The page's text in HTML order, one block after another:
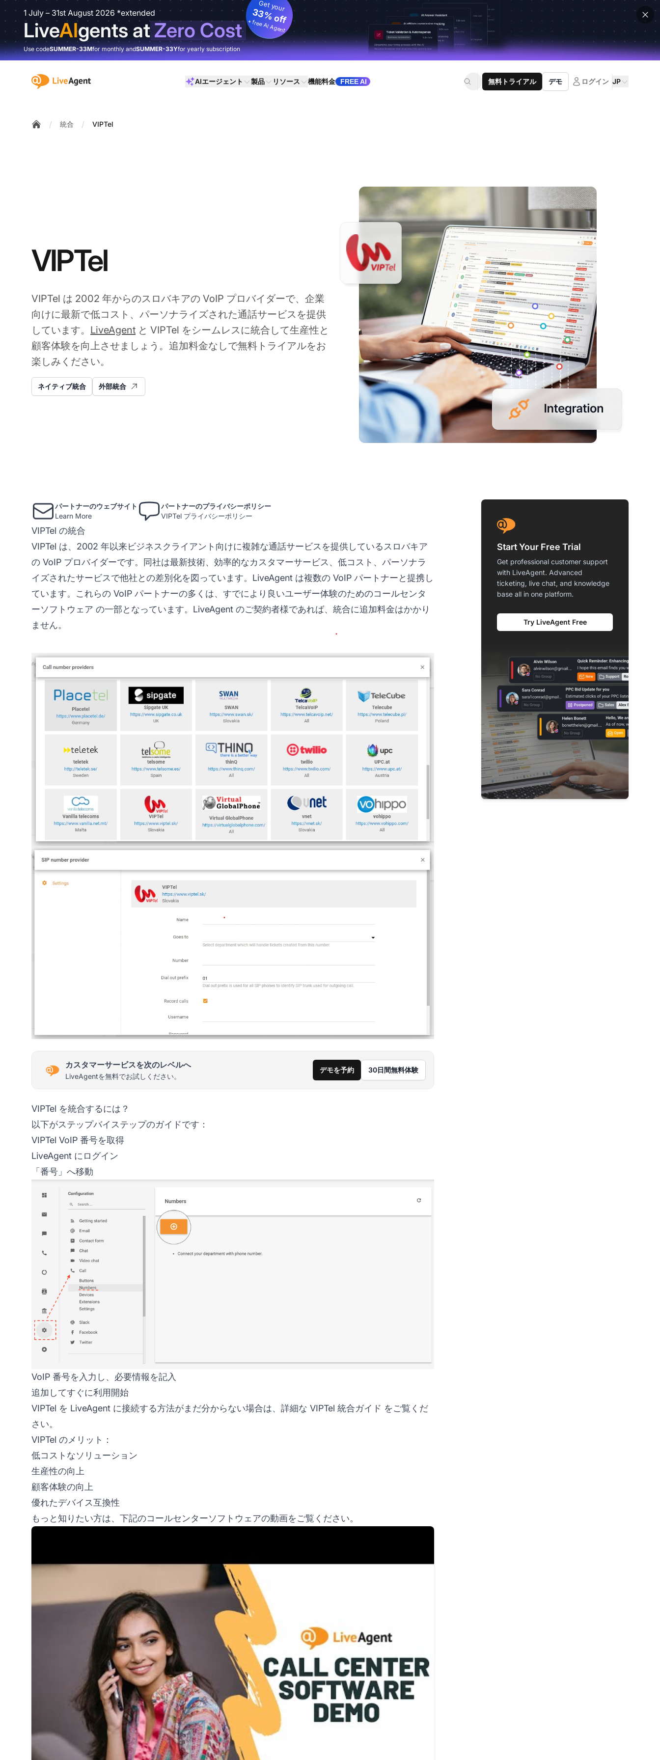
1 July – 31st August 2026 *extended
LiveAIgents atZero Cost
Get your
33% off
+ free AI Agent
Use codeSUMMER-33Mfor monthly andSUMMER-33Yfor yearly subscription
:site.title AIエージェント 製品 リソース 機能料金 FREE AI 無料トライアル デモ ログイン JP
/ 統合 / VIPTel
VIPTel
VIPTel は 2002 年からのスロバキアの VoIP プロバイダーで、企業
向けに最新で低コスト、パーソナライズされた通話サービスを提供
しています。 LiveAgent と VIPTel をシームレスに統合して生産性と
顧客体験を向上させましょう。追加料金なしで無料トライアルをお
楽しみください。
ネイティブ統合 外部統合
パートナーのウェブサイト
Learn More
パートナーのプライバシーポリシー
VIPTel プライバシーポリシー
VIPTel の統合
VIPTel は、2002 年以来ビジネスクライアント向けに複雑な通話サービスを提供しているスロバキア
の VoIP プロバイダーです。同社は最新技術、効率的なカスタマーサービス、低コスト、パーソナラ
イズされたサービスで他社との差別化を図っています。LiveAgent は複数の VoIP パートナーと提携し
ています。これらの VoIP パートナーの多くは、すでにより良いユーザー体験のためのコールセンタ
ーソフトウェア の一部となっています。LiveAgent のご契約者様であれば、統合に追加料金はかかり
ません。
カスタマーサービスを次のレベルへ
LiveAgentを無料でお試しください。
デモを予約 30日間無料体験
VIPTel を統合するには？
以下がステップバイステップのガイドです：
VIPTel VoIP 番号を取得
LiveAgent にログイン
「番号」へ移動
VoIP 番号を入力し、必要情報を記入
追加してすぐに利用開始
VIPTel を LiveAgent に接続する方法がまだ分からない場合は、 詳細な VIPTel 統合ガイド をご覧くだ
さい。
VIPTel のメリット：
低コストなソリューション
生産性の向上
顧客体験の向上
優れたデバイス互換性
もっと知りたい方は、下記のコールセンターソフトウェアの動画をご覧ください。
Start Your Free Trial
Get professional customer support
with LiveAgent. Advanced
ticketing, live chat, and knowledge
base all in one platform.
Try LiveAgent Free